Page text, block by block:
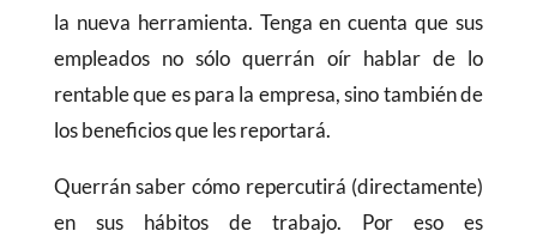
la nueva herramienta. Tenga en cuenta que sus
empleados no sólo querrán oír hablar de lo
rentable que es para la empresa, sino también de
los beneficios que les reportará.
Querrán saber cómo repercutirá (directamente)
en sus hábitos de trabajo. Por eso es